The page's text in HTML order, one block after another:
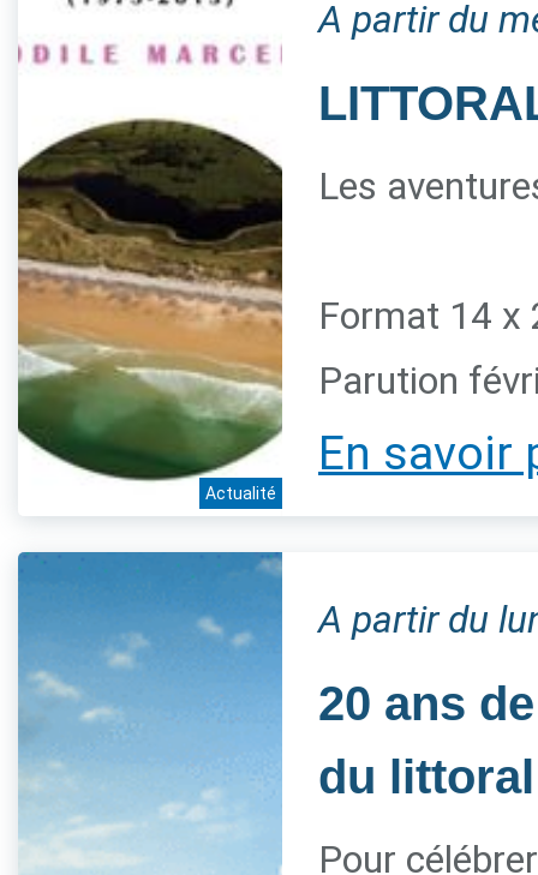
Actualité
A partir du
Les
Format 14 x
Parution
En savoir
A partir du
20 ans
du littoral
Pour